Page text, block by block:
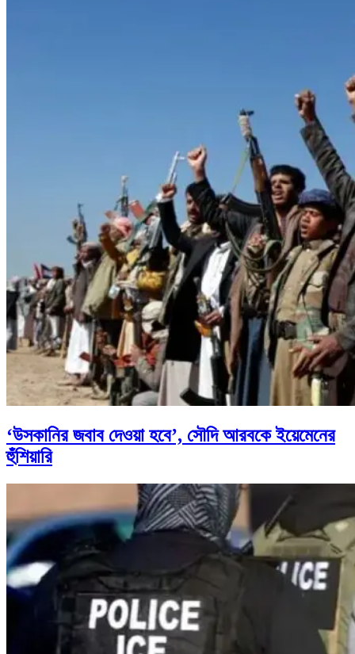
‘উসকানির জবাব দেওয়া হবে’, সৌদি আরবকে ইয়েমেনের
হুঁশিয়ারি